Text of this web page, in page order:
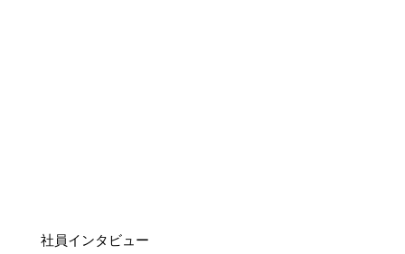
社員インタビュー